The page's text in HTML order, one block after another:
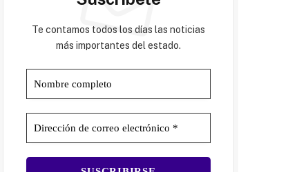
Te contamos todos los días las noticias
más importantes del estado.